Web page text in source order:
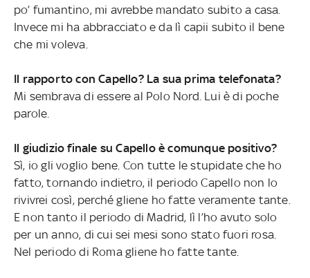
po’ fumantino, mi avrebbe mandato subito a casa.
Invece mi ha abbracciato e da lì capii subito il bene
che mi voleva.
Il rapporto con Capello? La sua prima telefonata?
Mi sembrava di essere al Polo Nord. Lui è di poche
parole.
Il giudizio finale su Capello è comunque positivo?
Sì, io gli voglio bene. Con tutte le stupidate che ho
fatto, tornando indietro, il periodo Capello non lo
rivivrei così, perché gliene ho fatte veramente tante.
E non tanto il periodo di Madrid, lì l’ho avuto solo
per un anno, di cui sei mesi sono stato fuori rosa.
Nel periodo di Roma gliene ho fatte tante.